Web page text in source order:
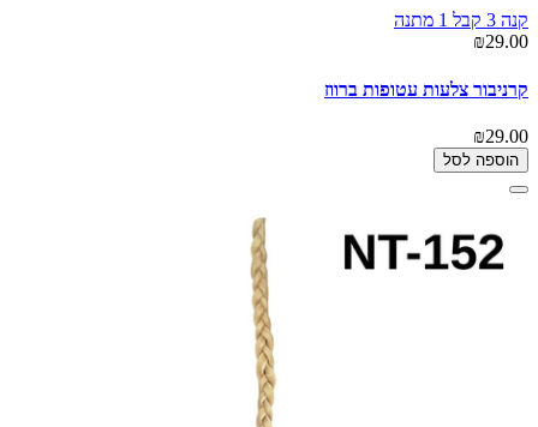
קנה 3 קבל 1 מתנה
₪29.00
קרניבור צלעות עטופות ברווז
₪29.00
הוספה לסל